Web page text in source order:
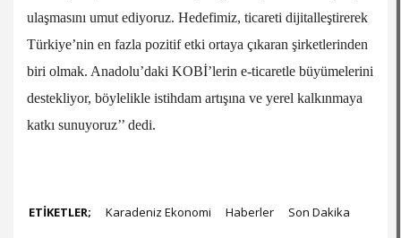
ulaşmasını umut ediyoruz. Hedefimiz, ticareti dijitalleştirerek
Türkiye’nin en fazla pozitif etki ortaya çıkaran şirketlerinden
biri olmak. Anadolu’daki KOBİ’lerin e-ticaretle büyümelerini
destekliyor, böylelikle istihdam artışına ve yerel kalkınmaya
katkı sunuyoruz’’ dedi.
ETİKETLER; Karadeniz Ekonomi Haberler Son Dakika